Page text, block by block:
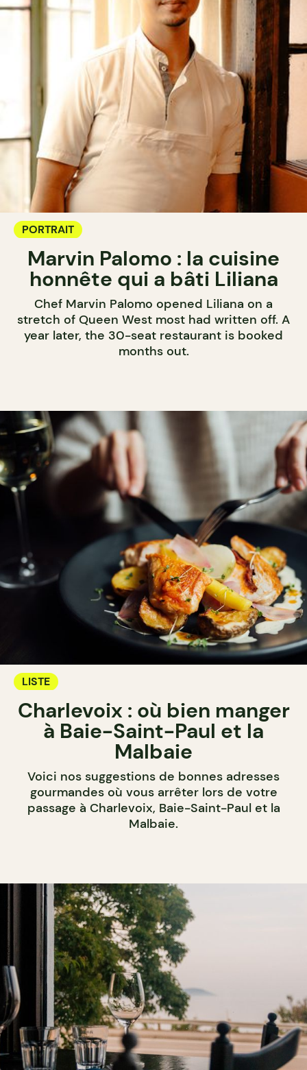
PORTRAIT
Marvin Palomo : la cuisine
honnête qui a bâti Liliana
Chef Marvin Palomo opened Liliana on a
stretch of Queen West most had written off. A
year later, the 30-seat restaurant is booked
months out.
LISTE
Charlevoix : où bien manger
à Baie-Saint-Paul et la
Malbaie
Voici nos suggestions de bonnes adresses
gourmandes où vous arrêter lors de votre
passage à Charlevoix, Baie-Saint-Paul et la
Malbaie.